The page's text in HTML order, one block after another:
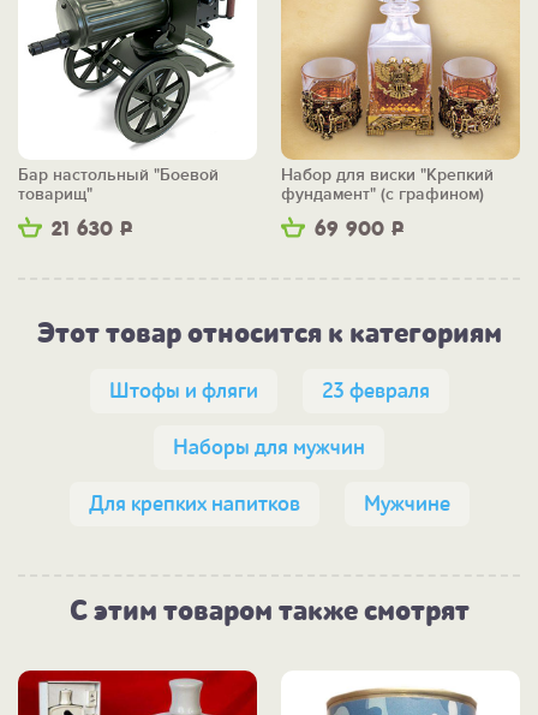
21 630 Р
Бар настольный "Боевой
товарищ"
69 900 Р
Набор для виски "Крепкий
фундамент" (с графином)
Этот товар относится к категориям
Штофы и фляги 23 февраля
Наборы для мужчин
Для крепких напитков Мужчине
С этим товаром также смотрят